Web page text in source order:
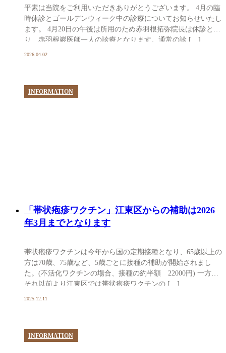
平素は当院をご利用いただきありがとうございます。 4月の臨
時休診とゴールデンウィーク中の診療についてお知らせいたし
ます。 4月20日の午後は所用のため赤羽根拓弥院長は休診とな
り、赤羽根巖医師一人の診療となります。通常の診 […]
2026.04.02
INFORMATION
「帯状疱疹ワクチン」江東区からの補助は2026
年3月までとなります
帯状疱疹ワクチンは今年から国の定期接種となり、65歳以上の
方は70歳、75歳など、5歳ごとに接種の補助が開始されまし
た。(不活化ワクチンの場合、接種の約半額 22000円) 一方で
それ以前より江東区では帯状疱疹ワクチンの […]
2025.12.11
INFORMATION